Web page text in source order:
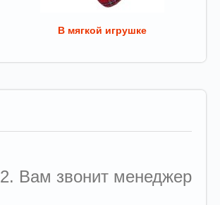
В мягкой игрушке
2. Вам звонит менеджер